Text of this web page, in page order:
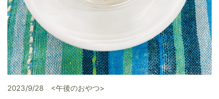
2023/9/28 <午後のおやつ>